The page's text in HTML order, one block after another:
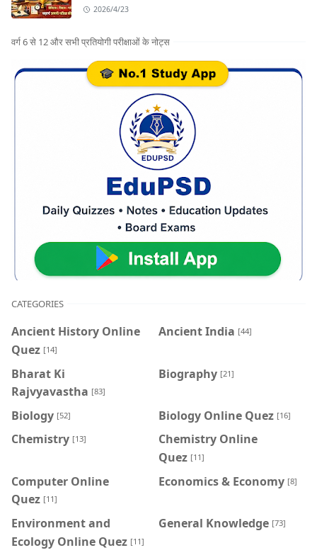
2026/4/23
वर्ग 6 से 12 और सभी प्रतियोगी परीक्षाओं के नोट्स
CATEGORIES
Ancient History Online
Quez [14]
Ancient India [44]
Bharat Ki
Rajvyavastha [83]
Biography [21]
Biology [52] Biology Online Quez [16]
Chemistry [13]
Chemistry Online
Quez [11]
Computer Online
Quez [11]
Economics & Economy [8]
Environment and
Ecology Online Quez [11]
General Knowledge [73]